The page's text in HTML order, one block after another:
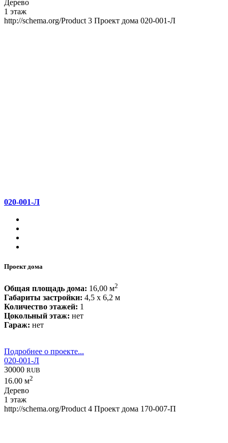
Дерево
1 этаж
http://schema.org/Product 3 Проект дома 020-001-Л
020-001-Л
Проект дома
Общая площадь дома: 16,00 м2
Габариты застройки: 4,5 x 6,2 м
Количество этажей: 1
Цокольный этаж: нет
Гараж: нет
Подробнее о проекте...
020-001-Л
30000 RUB
16.00 м2
Дерево
1 этаж
http://schema.org/Product 4 Проект дома 170-007-П